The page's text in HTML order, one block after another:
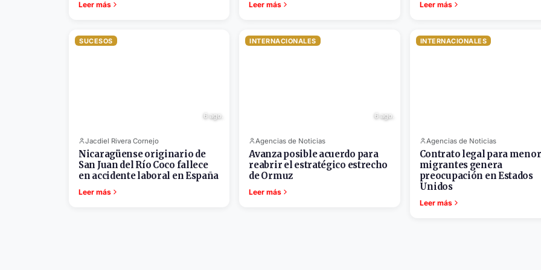
Leer más Leer más Leer más
SUCESOS
6 ago.
Jacdiel Rivera Cornejo
Nicaragüense originario de
San Juan del Río Coco fallece
en accidente laboral en España
Leer más
INTERNACIONALES
6 ago.
Agencias de Noticias
Avanza posible acuerdo para
reabrir el estratégico estrecho
de Ormuz
Leer más
INTERNACIONALES
Agencias de Noticias
Contrato legal para
migrantes genera
preocupación en Estados
Unidos
Leer más